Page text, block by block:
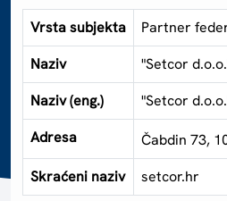
O
Kontakt
Vrsta subjekta
Partner
Naziv
"Setcor
Naziv (eng.)
"Setcor
Adresa
Čabdin 73,
Skraćeni naziv
setcor.hr